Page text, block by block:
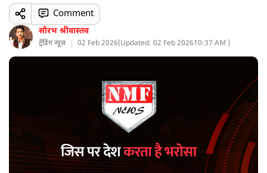
सौरभ श्रीवास्तव
ट्रेंडिंग न्यूज़ 02 Feb 2026(Updated: 02 Feb 202610:37 AM )
Comment